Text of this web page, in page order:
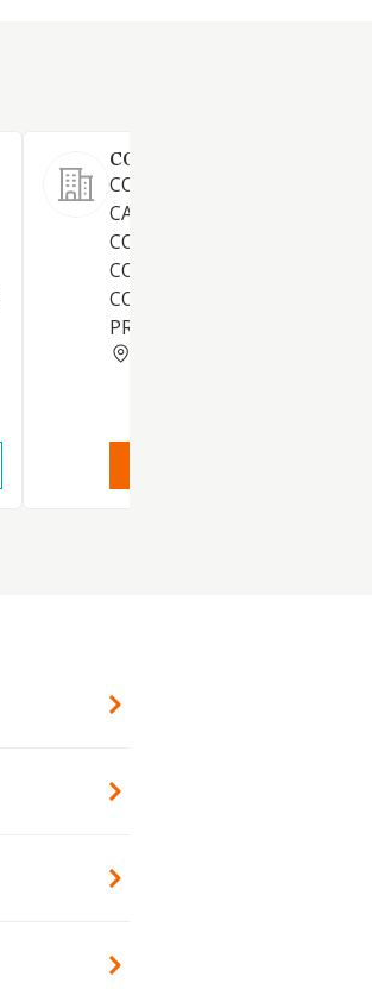
COMPA CARNE SL
COMERCIO AL POR MENOR
CARNES Y DESPOJOS,
CONGELADOS, EMBUTIDOS,
COMO DE HUEVOS, AVES,
CONEJOS DE GRANJA Y
PRODUCTOS SIMILARES.